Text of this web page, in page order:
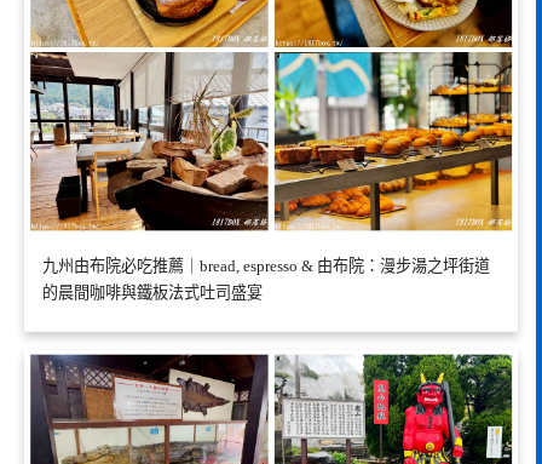
九州由布院必吃推薦｜bread, espresso & 由布院：漫步湯之坪街道
的晨間咖啡與鐵板法式吐司盛宴